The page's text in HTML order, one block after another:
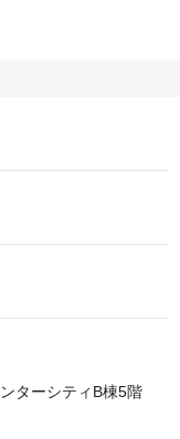
ターシティB棟5階